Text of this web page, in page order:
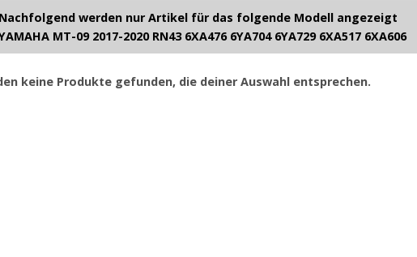
Nachfolgend werden nur Artikel für das folgende Modell angezeigt
MT-09 2017-2020 RN43 6XA476 6YA704 6YA729 6XA517 6XA606
keine Produkte gefunden, die deiner Auswahl entsprechen.